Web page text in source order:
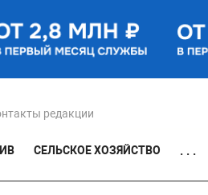
редакции
СЕЛЬСКОЕ ХОЗЯЙСТВО . . .